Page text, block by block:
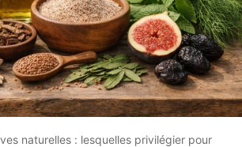
naturelles : lesquelles privilégier pour